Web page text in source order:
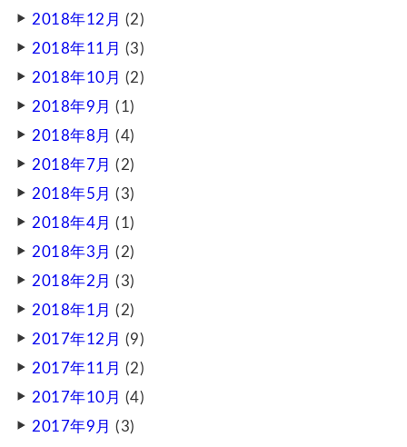
2018年12月 (2)
2018年11月 (3)
2018年10月 (2)
2018年9月 (1)
2018年8月 (4)
2018年7月 (2)
2018年5月 (3)
2018年4月 (1)
2018年3月 (2)
2018年2月 (3)
2018年1月 (2)
2017年12月 (9)
2017年11月 (2)
2017年10月 (4)
2017年9月 (3)